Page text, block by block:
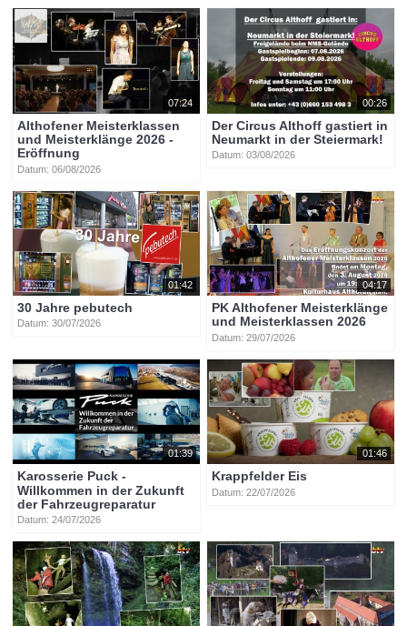
Tags:
btv-kärnten
btv kärnten mittelkärnten althofen
btvon
toleranzgesprächen
fresach
07:24
Althofener Meisterklassen
und Meisterklänge 2026 -
Eröffnung
Datum: 06/08/2026
00:26
Der Circus Althoff gastiert in
Neumarkt in der Steiermark!
Datum: 03/08/2026
01:42
30 Jahre pebutech
Datum: 30/07/2026
04:17
PK Althofener Meisterklänge
und Meisterklassen 2026
Datum: 29/07/2026
01:39
Karosserie Puck -
Willkommen in der Zukunft
der Fahrzeugreparatur
Datum: 24/07/2026
01:46
Krappfelder Eis
Datum: 22/07/2026